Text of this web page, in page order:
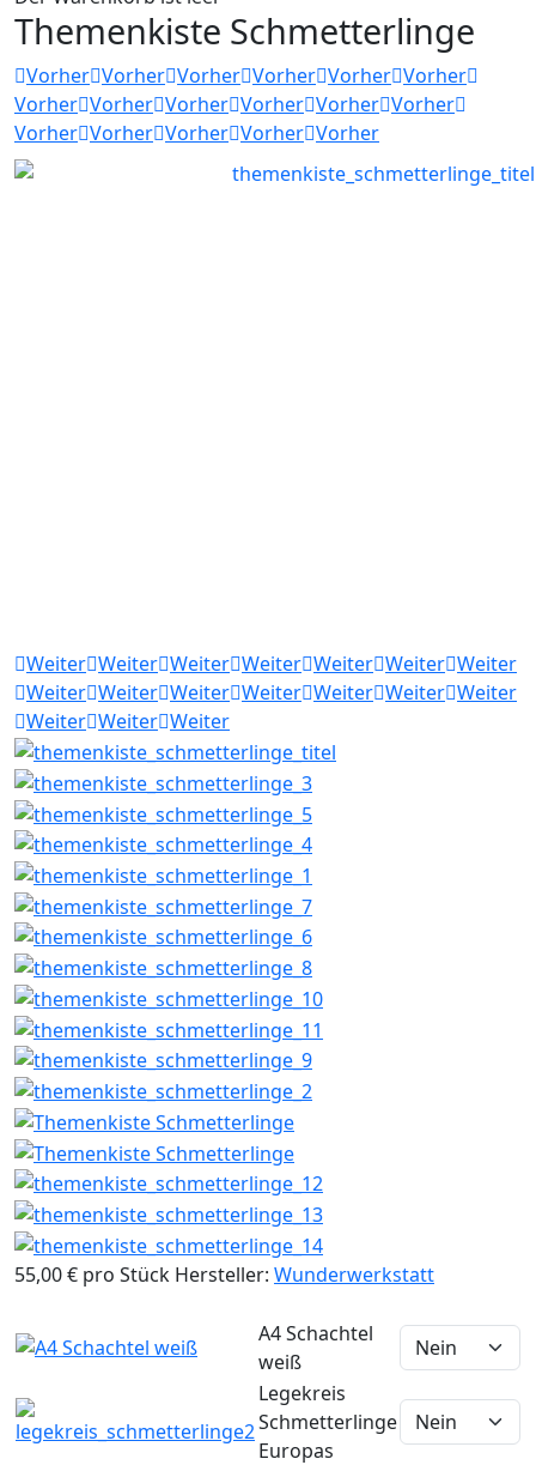
Themenkiste Schmetterlinge
Vorher Vorher Vorher Vorher Vorher Vorher
Vorher Vorher Vorher Vorher Vorher Vorher
Vorher Vorher Vorher Vorher Vorher
Weiter Weiter Weiter Weiter Weiter Weiter Weiter
Weiter Weiter Weiter Weiter Weiter Weiter Weiter
Weiter Weiter Weiter
55,00 € pro Stück Hersteller: Wunderwerkstatt
A4 Schachtel
weiß
Legekreis
Schmetterlinge
Europas